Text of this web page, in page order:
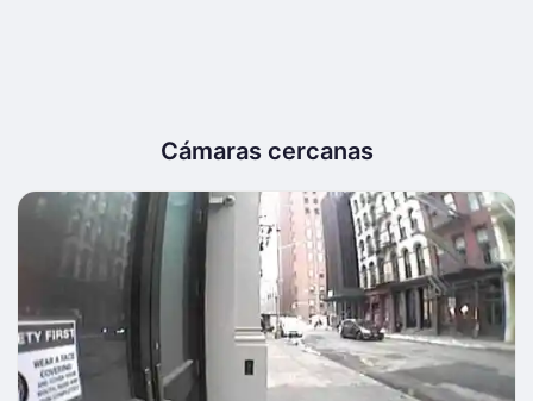
Cámaras cercanas